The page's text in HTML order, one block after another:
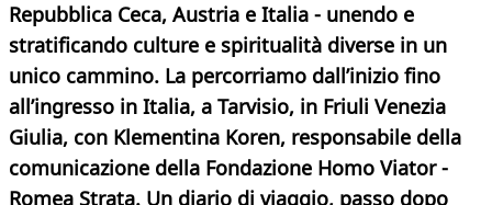
Repubblica Ceca, Austria e Italia - unendo e
stratificando culture e spiritualità diverse in un
unico cammino. La percorriamo dall’inizio fino
all’ingresso in Italia, a Tarvisio, in Friuli Venezia
Giulia, con Klementina Koren, responsabile della
comunicazione della Fondazione Homo Viator -
Romea Strata. Un diario di viaggio, passo dopo